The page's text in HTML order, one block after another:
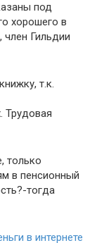
под
хорошего в
Гильдии
т.к.
Трудовая
только
в пенсионный
тогда
в интернете